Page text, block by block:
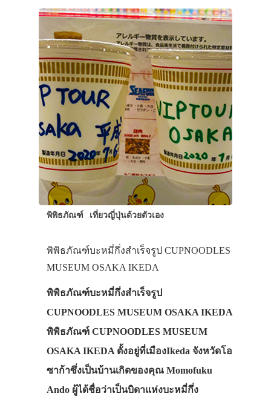
พิพิธภัณฑ์ เที่ยวญี่ปุ่นด้วยตัวเอง
พิพิธภัณฑ์บะหมี่กึ่งสำเร็จรูป CUPNOODLES
MUSEUM OSAKA IKEDA
พิพิธภัณฑ์บะหมี่กึ่งสำเร็จรูป
CUPNOODLES MUSEUM OSAKA IKEDA
พิพิธภัณฑ์ CUPNOODLES MUSEUM
OSAKA IKEDA ตั้งอยู่ที่เมืองIkeda จังหวัดโอ
ซาก้าซึ่งเป็นบ้านเกิดของคุณ Momofuku
Ando ผู้ได้ชื่อว่าเป็นบิดาแห่งบะหมี่กึ่ง